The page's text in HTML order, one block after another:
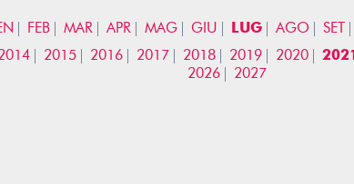
FEB MAR APR MAG GIU LUG AGO SET
2015 2016 2017 2018 2019 2020 2021
2026
2027